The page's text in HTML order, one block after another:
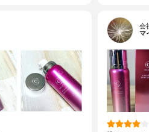
会
マ